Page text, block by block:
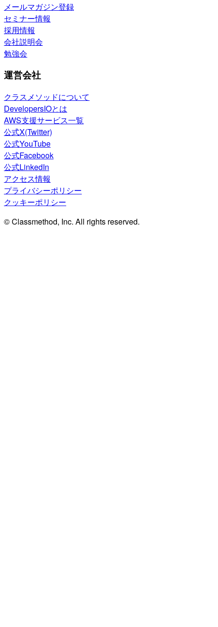
メールマガジン登録
セミナー情報
採用情報
会社説明会
勉強会
運営会社
クラスメソッドについて
DevelopersIOとは
AWS支援サービス一覧
公式X(Twitter)
公式YouTube
公式Facebook
公式LinkedIn
アクセス情報
プライバシーポリシー
クッキーポリシー
© Classmethod, Inc. All rights reserved.